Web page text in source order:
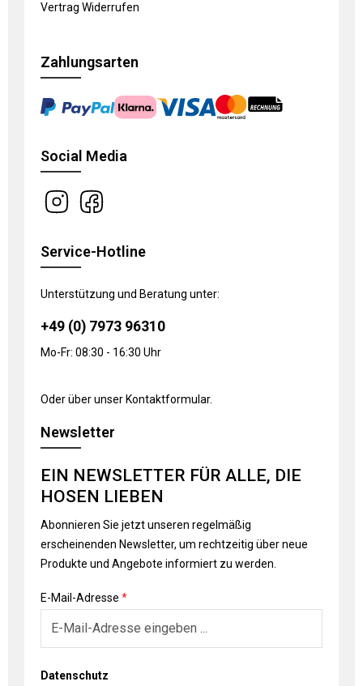
Vertrag Widerrufen
Zahlungsarten
Social Media
Service-Hotline
Unterstützung und Beratung unter:
+49 (0) 7973 96310
Mo-Fr: 08:30 - 16:30 Uhr
Oder über unser Kontaktformular.
Newsletter
EIN NEWSLETTER FÜR ALLE, DIE
HOSEN LIEBEN
Abonnieren Sie jetzt unseren regelmäßig
erscheinenden Newsletter, um rechtzeitig über neue
Produkte und Angebote informiert zu werden.
E-Mail-Adresse *
Datenschutz